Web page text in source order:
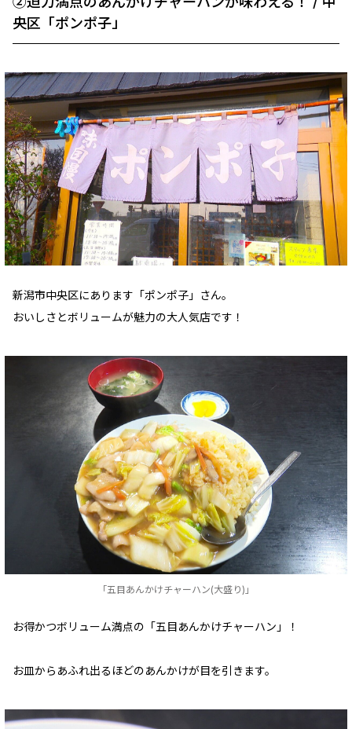
央区「ポンポ子」
新潟市中央区にあります「ポンポ子」さん。
おいしさとボリュームが魅力の大人気店です！
「五目あんかけチャーハン(大盛り)」
お得かつボリューム満点の「五目あんかけチャーハン」！
お皿からあふれ出るほどのあんかけが目を引きます。